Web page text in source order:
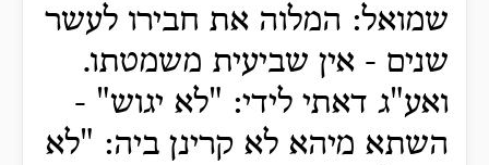
שמואל: המלוה את חבירו לעשר
שנים - אין שביעית משמטתו.
ואע"ג דאתי לידי: "לא יגוש" -
השתא מיהא לא קרינן ביה: "לא